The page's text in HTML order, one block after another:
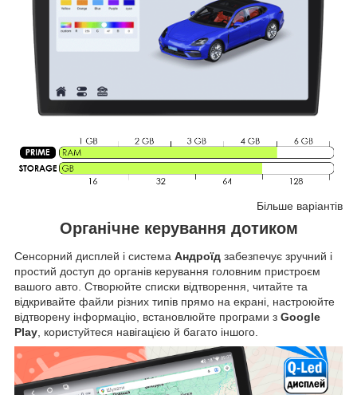
Більше варіантів
Органічне керування дотиком
Сенсорний дисплей і система Андроїд забезпечує зручний і
простий доступ до органів керування головним пристроєм
вашого авто. Створюйте списки відтворення, читайте та
відкривайте файли різних типів прямо на екрані, настроюйте
відтворену інформацію, встановлюйте програми з Google
Play, користуйтеся навігацією й багато іншого.